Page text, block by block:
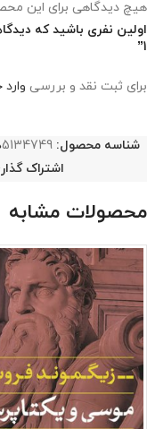
هیچ دیدگاهی برای این
اولین نفری باشید که
1”
برای ثبت نقد و بررسی
شناسه محصول:5134749
اشتراک
محصولات مشابه